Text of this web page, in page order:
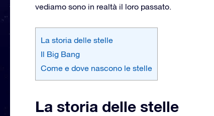
vediamo sono in realtà il loro passato.
La storia delle stelle
Il Big Bang
Come e dove nascono le stelle
La storia delle stelle